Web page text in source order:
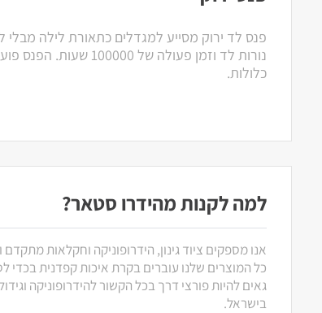
כלולות.
למה לקנות מהידרו סטאר?
אנו מספקים ציוד גינון, הידרופוניקה וחקלאות
כל המוצרים שלנו עוברים בקרת איכות קפדנית בכדי
גאים להיות פורצי דרך בכל הקשור להידרופוניקה
בישראל.